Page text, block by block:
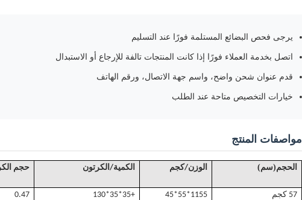
يرجى فحص البضائع المستلمة فورًا عند التسليم
اتصل بخدمة العملاء فورًا إذا كانت المنتجات تالفة للإرجاع أو الاستبدال
قدم عنوان شحن واضح، واسم جهة الاتصال، ورقم الهاتف
خيارات التخصيص متاحة عند الطلب
مواصفات المنتج
الحجم(سم) الوزن/كجم الكمية/الكرتون حجم
57 كجم
1155*55*45
+35*35*130
0.47